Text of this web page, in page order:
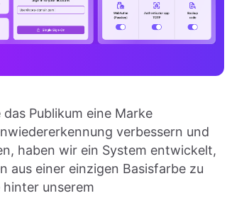
Publikum eine Marke
verbessern und
haben wir ein System entwickelt,
aus einer einzigen Basisfarbe zu
unserem